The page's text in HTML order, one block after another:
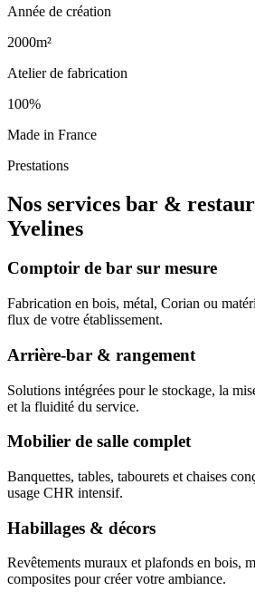
Année de création
2000m²
Atelier de fabrication
100%
Made in France
Prestations
Nos services bar &
Yvelines
Comptoir de bar sur mesure
Fabrication en bois, métal, Corian ou
flux de votre établissement.
Arrière-bar & rangement
Solutions intégrées pour le stockage, la
et la fluidité du service.
Mobilier de salle complet
Banquettes, tables, tabourets et chaises
usage CHR intensif.
Habillages & décors
Revêtements muraux et plafonds en bois,
composites pour créer votre ambiance.